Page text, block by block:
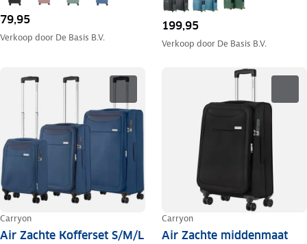
79,95
Verkoop door De Basis B.V.
199,95
Verkoop door De Basis B.V.
Carryon
Air Zachte Kofferset S/M/L
Carryon
Air Zachte middenmaat